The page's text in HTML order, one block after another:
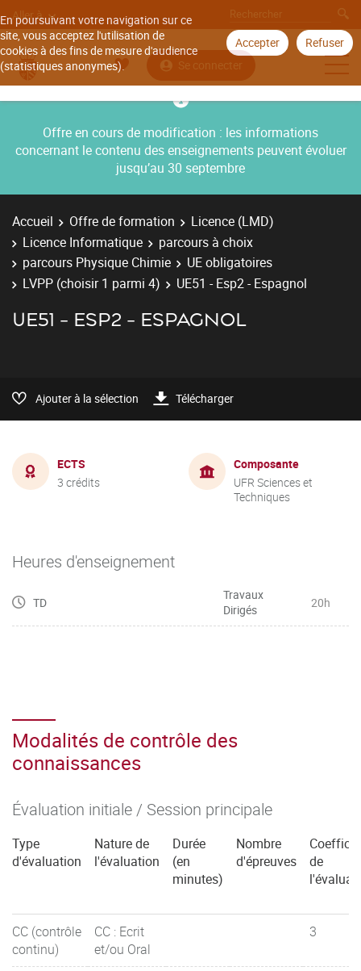
En poursuivant votre navigation sur ce
site, vous acceptez l'utilisation de
cookies à des fins de mesure d'audience
(statistiques anonymes).
Accepter Refuser
Aller à
Se connecter
Offre en cours de modification : les informations
concernant le contenu des enseignements peuvent évoluer
jusqu’au 30 septembre
Accueil Offre de formation
Licence (LMD)
Licence Informatique
parcours à choix
parcours Physique Chimie
UE obligatoires
LVPP (choisir 1 parmi 4)
UE51 - Esp2 - Espagnol
UE51 - ESP2 - ESPAGNOL
Ajouter à la sélection Télécharger
ECTS
3 crédits
Composante
UFR Sciences et
Techniques
Heures d'enseignement
TD
Travaux
Dirigés
20h
Modalités de contrôle des
connaissances
Évaluation initiale / Session principale
Type
d'évaluation
Nature de
l'évaluation
Durée
(en
minutes)
Nombre
d'épreuves
de
CC (contrôle
continu)
CC : Ecrit
et/ou Oral
3